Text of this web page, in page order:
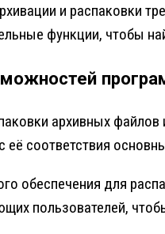
и распаковки
функции, чтобы
архивных
соответствия
обеспечения для
пользователей,